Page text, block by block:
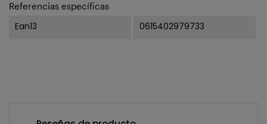
Referencias específicas
Ean13 0615402979733